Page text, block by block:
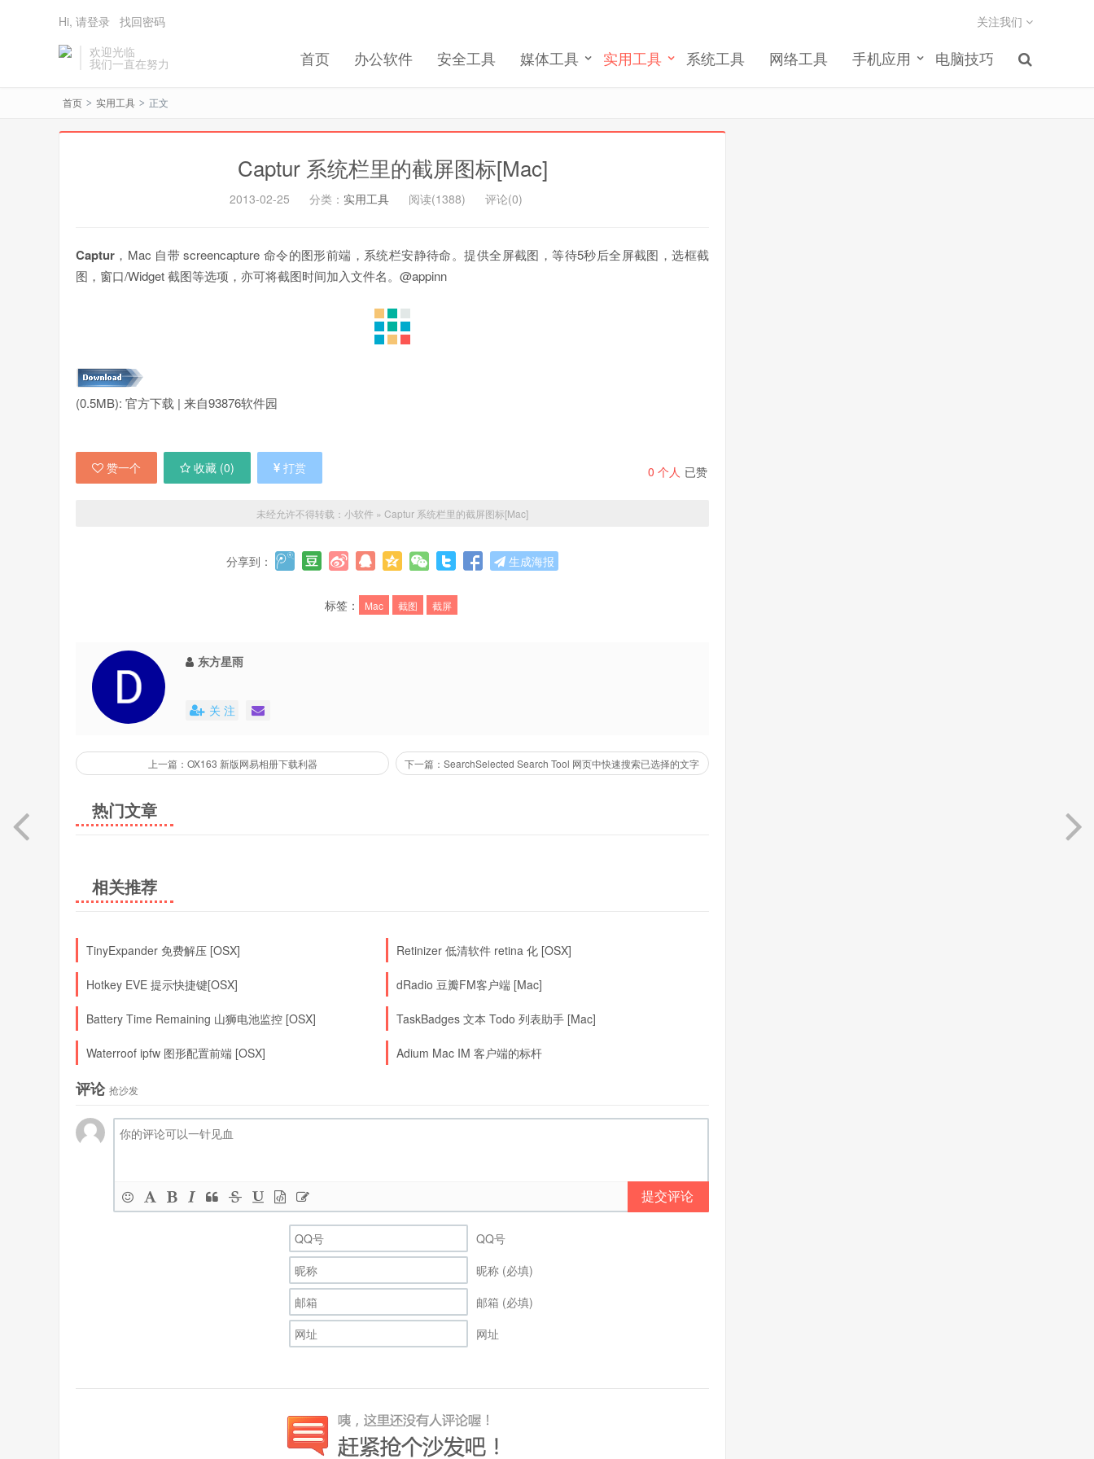
欢迎光临
我们一直在努力 首页 办公软件 安全工具 媒体工具 实用工具 系统工具 网络工具 手机应用 电脑技巧
关注我们
Hi, 请登录 找回密码
首页 > 实用工具 > 正文
Captur 系统栏里的截屏图标[Mac]
2013-02-25 分类： 实用工具 阅读(1388) 评论(0)
Captur ，Mac 自带 screencapture 命令的图形前端，系统栏安静待命。提供全屏截图，等待5秒后全屏截图，选框截
图，窗口/Widget 截图等选项，亦可将截图时间加入文件名。@appinn
(0.5MB): 官方下载 | 来自93876软件园
0 个人 已赞
赞一个 收藏 (0) 打赏
未经允许不得转载： 小软件 » Captur 系统栏里的截屏图标[Mac]
分享到： 生成海报
标签： Mac 截图 截屏
东方星雨
关 注
上一篇：OX163 新版网易相册下载利器 下一篇：SearchSelected Search Tool 网页中快速搜索已选择的文字
热门文章
相关推荐
TinyExpander 免费解压 [OSX] Retinizer 低清软件 retina 化 [OSX]
Hotkey EVE 提示快捷键[OSX] dRadio 豆瓣FM客户端 [Mac]
Battery Time Remaining 山狮电池监控 [OSX] TaskBadges 文本 Todo 列表助手 [Mac]
Waterroof ipfw 图形配置前端 [OSX] Adium Mac IM 客户端的标杆
评论 抢沙发
提交评论
QQ号
昵称 (必填)
邮箱 (必填)
网址